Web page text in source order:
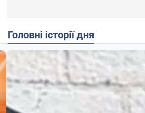
Головні історії дня